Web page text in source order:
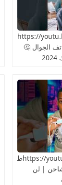
الجوال 🤔
https://youtu.be/hfjH03XpEY0طريقة
| لن